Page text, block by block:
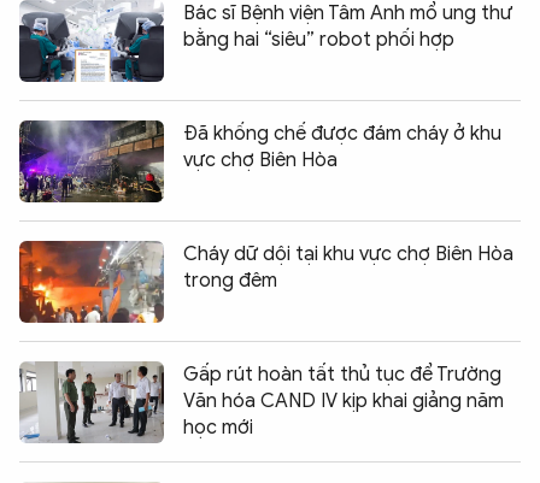
Bác sĩ Bệnh viện Tâm Anh mổ ung thư
bằng hai “siêu” robot phối hợp
Đã khống chế được đám cháy ở khu
vực chợ Biên Hòa
Cháy dữ dội tại khu vực chợ Biên Hòa
trong đêm
Gấp rút hoàn tất thủ tục để Trường
Văn hóa CAND IV kịp khai giảng năm
học mới